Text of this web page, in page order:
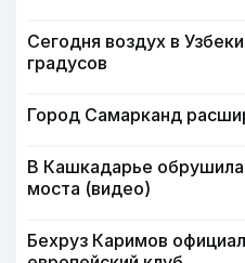
Сегодня воздух в
градусов
Город Самарканд
В Кашкадарье
моста (видео)
Бехруз Каримов